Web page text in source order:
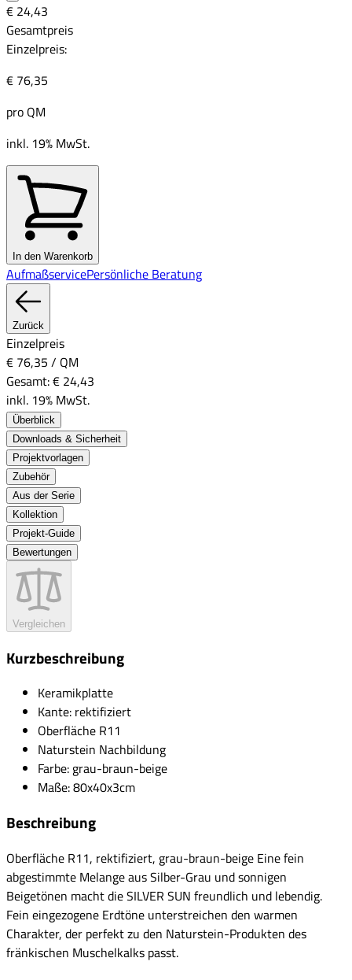
€ 24,43
Gesamtpreis
Einzelpreis:
€ 76,35
pro QM
inkl. 19% MwSt.
In den Warenkorb
AufmaßservicePersönliche Beratung
Zurück
Einzelpreis
€ 76,35 / QM
Gesamt:€ 24,43
inkl. 19% MwSt.
Überblick
Downloads & Sicherheit
Projektvorlagen
Zubehör
Aus der Serie
Kollektion
Projekt-Guide
Bewertungen
Vergleichen
Kurzbeschreibung
Keramikplatte
Kante: rektifiziert
Oberfläche R11
Naturstein Nachbildung
Farbe: grau-braun-beige
Maße: 80x40x3cm
Beschreibung
Oberfläche R11, rektifiziert, grau-braun-beige Eine fein
abgestimmte Melange aus Silber-Grau und sonnigen
Beigetönen macht die SILVER SUN freundlich und lebendig.
Fein eingezogene Erdtöne unterstreichen den warmen
Charakter, der perfekt zu den Naturstein-Produkten des
fränkischen Muschelkalks passt.